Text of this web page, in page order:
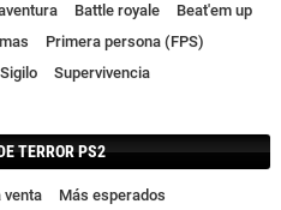
Battle royale
Beat'em up
Primera persona (FPS)
Sigilo
Supervivencia
TERROR PS2
venta
Más esperados